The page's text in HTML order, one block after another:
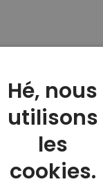
Hé, nous
utilisons
les
cookies.